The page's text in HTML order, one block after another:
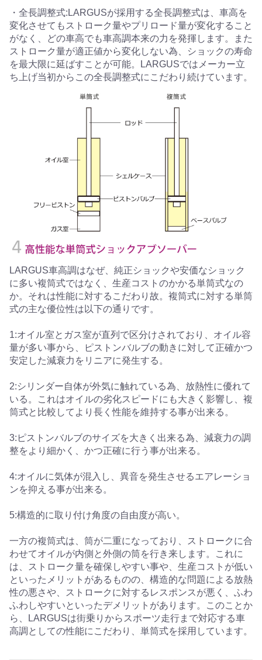
・全長調整式:LARGUSが採用する全長調整式は、車高を
変化させてもストローク量やプリロード量が変化すること
がなく、どの車高でも車高調本来の力を発揮します。また
ストローク量が適正値から変化しない為、ショックの寿命
を最大限に延ばすことが可能。LARGUSではメーカー立
ち上げ当初からこの全長調整式にこだわり続けています。
LARGUS車高調はなぜ、純正ショックや安価なショック
に多い複筒式ではなく、生産コストのかかる単筒式なの
か。それは性能に対するこだわり故。複筒式に対する単筒
式の主な優位性は以下の通りです。
1:オイル室とガス室が直列で区分けされており、オイル容
量が多い事から、ピストンバルブの動きに対して正確かつ
安定した減衰力をリニアに発生する。
2:シリンダー自体が外気に触れている為、放熱性に優れて
いる。これはオイルの劣化スピードにも大きく影響し、複
筒式と比較してより長く性能を維持する事が出来る。
3:ピストンバルブのサイズを大きく出来る為、減衰力の調
整をより細かく、かつ正確に行う事が出来る。
4:オイルに気体が混入し、異音を発生させるエアレーショ
ンを抑える事が出来る。
5:構造的に取り付け角度の自由度が高い。
一方の複筒式は、筒が二重になっており、ストロークに合
わせてオイルが内側と外側の筒を行き来します。これに
は、ストローク量を確保しやすい事や、生産コストが低い
といったメリットがあるものの、構造的な問題による放熱
性の悪さや、ストロークに対するレスポンスが悪く、ふわ
ふわしやすいといったデメリットがあります。このことか
ら、LARGUSは街乗りからスポーツ走行まで対応する車
高調としての性能にこだわり、単筒式を採用しています。